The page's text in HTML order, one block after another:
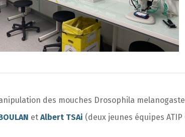
des mouches Drosophila
et Albert TSAi (deux jeunes équipes